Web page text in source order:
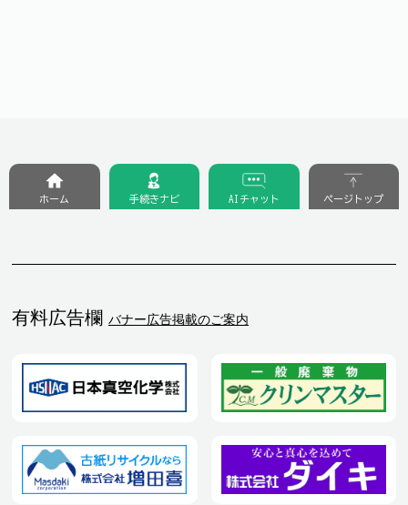
有料広告欄 バナー広告掲載のご案内
ホーム 手続きナビ AIチャット ページトップ